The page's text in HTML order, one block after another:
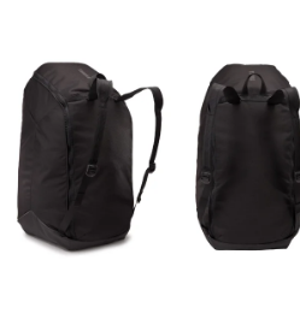
hvězdiček.